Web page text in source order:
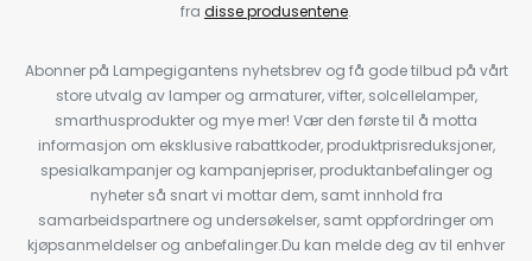
fra disse produsentene.
Abonner på Lampegigantens nyhetsbrev og få gode tilbud på vårt
store utvalg av lamper og armaturer, vifter, solcellelamper,
smarthusprodukter og mye mer! Vær den første til å motta
informasjon om eksklusive rabattkoder, produktprisreduksjoner,
spesialkampanjer og kampanjepriser, produktanbefalinger og
nyheter så snart vi mottar dem, samt innhold fra
samarbeidspartnere og undersøkelser, samt oppfordringer om
kjøpsanmeldelser og anbefalinger.Du kan melde deg av til enhver